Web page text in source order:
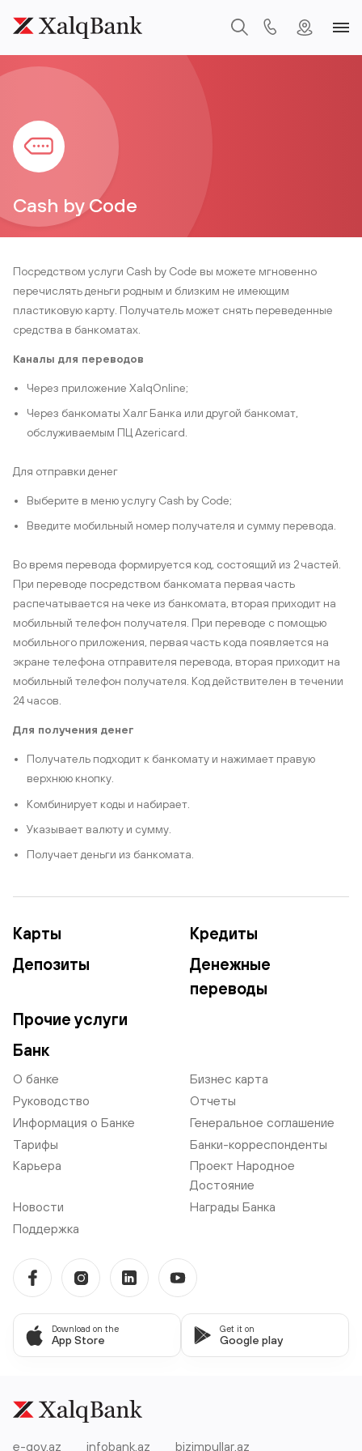
Cash by Code
Посредством услуги Cash by Code вы можете мгновенно
перечислять деньги родным и близким не имеющим
пластиковую карту. Получатель может снять переведенные
средства в банкоматах.
Каналы для переводов
Через приложение XalqOnline;
Через банкоматы Халг Банка или другой банкомат,
обслуживаемым ПЦ Azericard.
Для отправки денег
Выберите в меню услугу Cash by Code;
Введите мобильный номер получателя и сумму перевода.
Во время перевода формируется код, состоящий из 2 частей.
При переводе посредством банкомата первая часть
распечатывается на чеке из банкомата, вторая приходит на
мобильный телефон получателя. При переводе с помощью
мобильного приложения, первая часть кода появляется на
экране телефона отправителя перевода, вторая приходит на
мобильный телефон получателя. Код действителен в течении
24 часов.
Для получения денег
Получатель подходит к банкомату и нажимает правую
верхнюю кнопку.
Комбинирует коды и набирает.
Указывает валюту и сумму.
Получает деньги из банкомата.
Карты
Кредиты
Депозиты
Денежные
переводы
Прочие услуги
Банк
О банке
Бизнес карта
Руководство
Отчеты
Информация о Банке
Генеральное соглашение
Тарифы
Банки-корреспонденты
Карьера
Проект Народное
Достояние
Новости
Награды Банка
Поддержка
Download on the
App Store
Get it on
Google play
e-gov.az infobank.az bizimpullar.az